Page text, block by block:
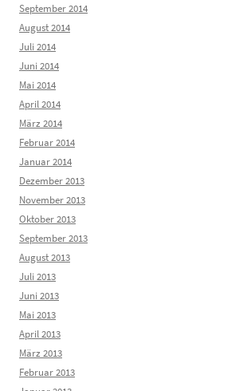
September 2014
August 2014
Juli 2014
Juni 2014
Mai 2014
April 2014
März 2014
Februar 2014
Januar 2014
Dezember 2013
November 2013
Oktober 2013
September 2013
August 2013
Juli 2013
Juni 2013
Mai 2013
April 2013
März 2013
Februar 2013